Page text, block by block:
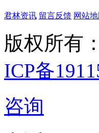
君林资讯 留言反馈 网站地
版权所有
ICP备
咨询